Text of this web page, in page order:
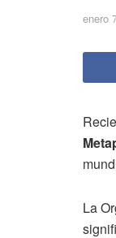
enero
La